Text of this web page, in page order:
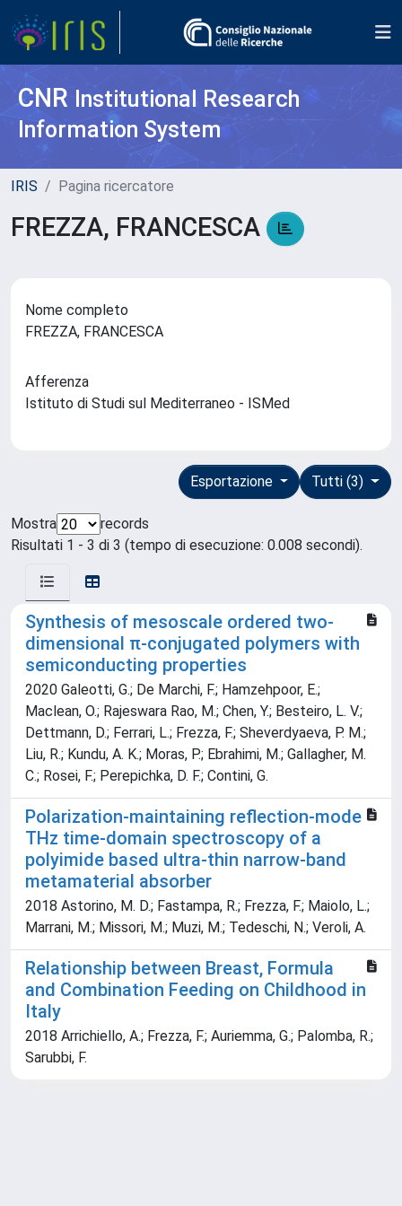
CNR Institutional Research
Information System
IRIS Pagina ricercatore
FREZZA, FRANCESCA
Nome completo
FREZZA, FRANCESCA
Afferenza
Istituto di Studi sul Mediterraneo - ISMed
Tutti (3)
Esportazione
Mostra
records
Risultati 1 - 3 di 3 (tempo di esecuzione: 0.008 secondi).
Synthesis of mesoscale ordered two-
dimensional π-conjugated polymers with
semiconducting properties
2020 Galeotti, G.; De Marchi, F.; Hamzehpoor, E.;
Maclean, O.; Rajeswara Rao, M.; Chen, Y.; Besteiro, L. V.;
Dettmann, D.; Ferrari, L.; Frezza, F.; Sheverdyaeva, P. M.;
Liu, R.; Kundu, A. K.; Moras, P.; Ebrahimi, M.; Gallagher, M.
C.; Rosei, F.; Perepichka, D. F.; Contini, G.
Polarization-maintaining reflection-mode
THz time-domain spectroscopy of a
polyimide based ultra-thin narrow-band
metamaterial absorber
2018 Astorino, M. D.; Fastampa, R.; Frezza, F.; Maiolo, L.;
Marrani, M.; Missori, M.; Muzi, M.; Tedeschi, N.; Veroli, A.
Relationship between Breast, Formula
and Combination Feeding on Childhood in
Italy
2018 Arrichiello, A.; Frezza, F.; Auriemma, G.; Palomba, R.;
Sarubbi, F.